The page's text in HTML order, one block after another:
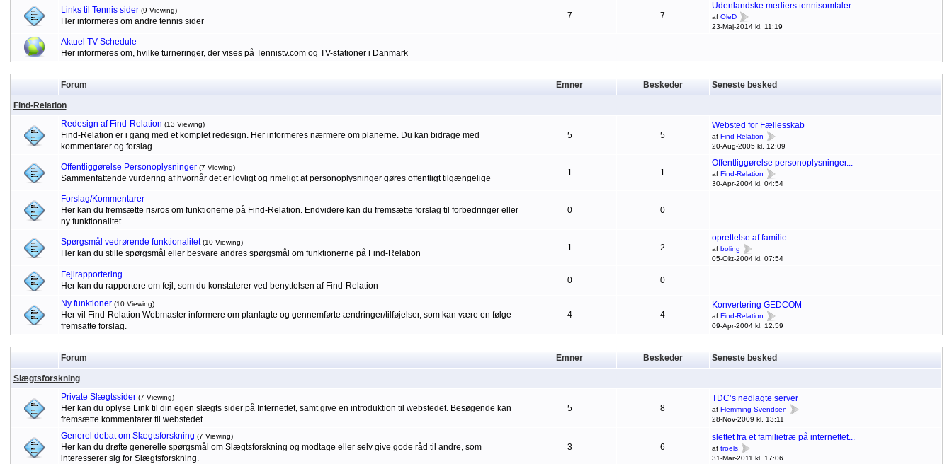
Links til Tennis sider (9 Viewing)
Her informeres om andre tennis sider
7 7
Udenlandske mediers tennisomtaler...
af OleD
23-Maj-2014 kl. 11:19
Aktuel TV Schedule
Her informeres om, hvilke turneringer, der vises på Tennistv.com og TV-stationer i Danmark
Forum Emner Beskeder Seneste besked
Find-Relation
Redesign af Find-Relation (13 Viewing)
Find-Relation er i gang med et komplet redesign. Her informeres nærmere om planerne. Du kan bidrage med
kommentarer og forslag
5 5
Websted for Fællesskab
af Find-Relation
20-Aug-2005 kl. 12:09
Offentliggørelse Personoplysninger (7 Viewing)
Sammenfattende vurdering af hvornår det er lovligt og rimeligt at personoplysninger gøres offentligt tilgængelige
1 1
Offentliggørelse personoplysninger...
af Find-Relation
30-Apr-2004 kl. 04:54
Forslag/Kommentarer
Her kan du fremsætte ris/ros om funktionerne på Find-Relation. Endvidere kan du fremsætte forslag til forbedringer eller
ny funktionalitet.
0 0
Spørgsmål vedrørende funktionalitet (10 Viewing)
Her kan du stille spørgsmål eller besvare andres spørgsmål om funktionerne på Find-Relation
1 2
oprettelse af familie
af boling
05-Okt-2004 kl. 07:54
Fejlrapportering
Her kan du rapportere om fejl, som du konstaterer ved benyttelsen af Find-Relation
0 0
Ny funktioner (10 Viewing)
Her vil Find-Relation Webmaster informere om planlagte og gennemførte ændringer/tilføjelser, som kan være en følge
fremsatte forslag.
4 4
Konvertering GEDCOM
af Find-Relation
09-Apr-2004 kl. 12:59
Forum Emner Beskeder Seneste besked
Slægtsforskning
Private Slægtssider (7 Viewing)
Her kan du oplyse Link til din egen slægts sider på Internettet, samt give en introduktion til webstedet. Besøgende kan
fremsætte kommentarer til webstedet.
5 8
TDC’s nedlagte server
af Flemming Svendsen
28-Nov-2009 kl. 13:11
Generel debat om Slægtsforskning (7 Viewing)
Her kan du drøfte generelle spørgsmål om Slægtsforskning og modtage eller selv give gode råd til andre, som
interesserer sig for Slægtsforskning.
3 6
slettet fra et familietræ på internettet...
af troels
31-Mar-2011 kl. 17:06